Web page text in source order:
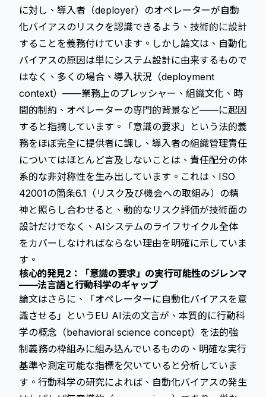
に対し、導入者（deployer）のオペレーターが自動
化バイアスのリスクを認識できるよう、技術的に設計
することを義務付けています。しかし論文は、自動化
バイアスの原因は単にシステム設計に由来するもので
はなく、多くの場合、導入状況（deployment
context）——業務上のプレッシャー、組織文化、時
間的制約、オペレーターの専門的背景など——に起因
すると指摘しています。「意識の要求」という法的義
務をほぼ完全に提供者に課し、導入者の組織管理責任
についてはほとんど言及しないことは、責任配分の体
系的な非対称性を生み出しています。これは、ISO
42001の箇条6.1（リスク及び機会への取組み）の精
神と照らし合わせると、動的なリスク評価が技術面の
設計だけでなく、AIシステムのライフサイクル全体
をカバーしなければならない理由を明確に示していま
す。
核心的発見2：「意識の要求」の実行可能性のジレンマ
——法言語と行動科学のギャップ
論文はさらに、「オペレーターに自動化バイアスを意
識させる」というEU AI法の文言が、本質的に行動科
学の概念（behavioral science concept）を法的強
制義務の枠組みに組み込んでいるものの、明確な実行
基準や測定可能な指標を欠いていると分析していま
す。行動科学の研究によれば、自動化バイアスの発生